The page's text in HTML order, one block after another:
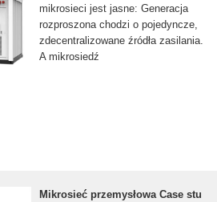
mikrosieci jest jasne: Generacja
rozproszona chodzi o pojedyncze,
zdecentralizowane źródła zasilania.
A mikrosiedź
Mikrosieć przemysłowa Case stu